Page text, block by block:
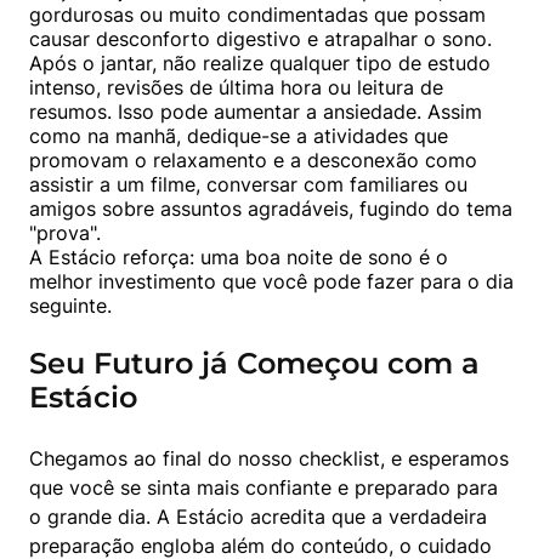
gordurosas ou muito condimentadas que possam
causar desconforto digestivo e atrapalhar o sono.
Após o jantar, não realize qualquer tipo de estudo
intenso, revisões de última hora ou leitura de
resumos. Isso pode aumentar a ansiedade. Assim
como na manhã, dedique-se a atividades que
promovam o relaxamento e a desconexão como
assistir a um filme, conversar com familiares ou
amigos sobre assuntos agradáveis, fugindo do tema
"prova".
A Estácio reforça: uma boa noite de sono é o
melhor investimento que você pode fazer para o dia
seguinte.
Seu Futuro já Começou com a
Estácio
Chegamos ao final do nosso checklist, e esperamos
que você se sinta mais confiante e preparado para
o grande dia. A Estácio acredita que a verdadeira
preparação engloba além do conteúdo, o cuidado